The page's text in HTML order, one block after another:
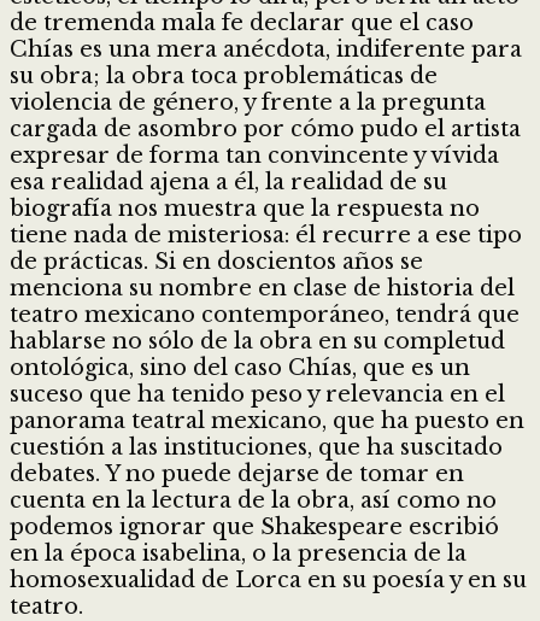
de tremenda mala fe declarar que el caso
Chías es una mera anécdota, indiferente para
su obra; la obra toca problemáticas de
violencia de género, y frente a la pregunta
cargada de asombro por cómo pudo el artista
expresar de forma tan convincente y vívida
esa realidad ajena a él, la realidad de su
biografía nos muestra que la respuesta no
tiene nada de misteriosa: él recurre a ese tipo
de prácticas. Si en doscientos años se
menciona su nombre en clase de historia del
teatro mexicano contemporáneo, tendrá que
hablarse no sólo de la obra en su completud
ontológica, sino del caso Chías, que es un
suceso que ha tenido peso y relevancia en el
panorama teatral mexicano, que ha puesto en
cuestión a las instituciones, que ha suscitado
debates. Y no puede dejarse de tomar en
cuenta en la lectura de la obra, así como no
podemos ignorar que Shakespeare escribió
en la época isabelina, o la presencia de la
homosexualidad de Lorca en su poesía y en su
teatro.